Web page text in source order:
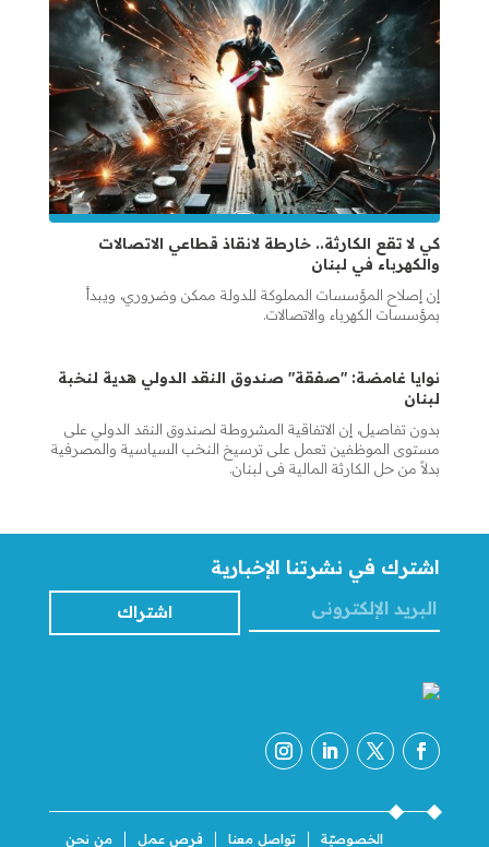
كي لا تقع الكارثة.. خارطة لانقاذ قطاعي الاتصالات
والكهرباء في لبنان
إن إصلاح المؤسسات المملوكة للدولة ممكن وضروري، ويبدأ
بمؤسسات الكهرباء والاتصالات.
نوايا غامضة: "صفقة" صندوق النقد الدولي هدية لنخبة
لبنان
بدون تفاصيل، إن الاتفاقية المشروطة لصندوق النقد الدولي على
مستوى الموظفين تعمل على ترسيخ النخب السياسية والمصرفية
بدلاً من حل الكارثة المالية في لبنان.
اشترك في نشرتنا الإخبارية
اشتراك
من نحن فرص عمل تواصل معنا الخصوصيّة